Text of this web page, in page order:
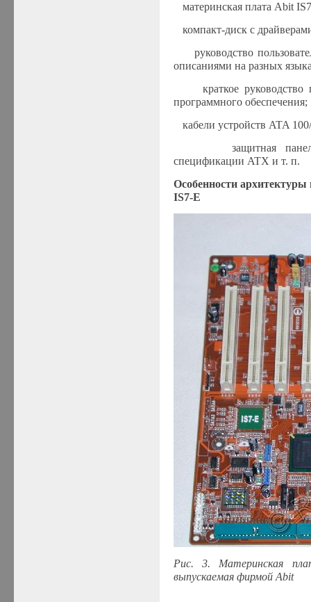
материнская плата Abit
компакт-диск с
руководство
описаниями на разных
краткое
программного обеспечения;
кабели устройств ATA
защитная
спецификации ATX и т. п.
Особенности
IS7-E
Рис. 3. Материнская
выпускаемая фирмой Abit